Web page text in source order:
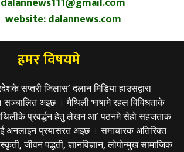
website: dalannews.com
हमर विषयमे
सप्तरी जिलास’ दलान मिडिया हाउसद्वारा
अइछ । मैथिली भाषामे रहल विविधताके
प्रवर्द्धन हेतु लेखन आ’ पठनमे सेहो सहजताक
अनलाइन प्रयासरत अइछ । समाचारक अतिरिक्त
जीवन पद्धती, ज्ञानविज्ञान, लोपोन्मुख सामाजिक